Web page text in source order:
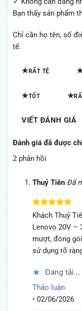
Bạn thấy sản phẩm
Chỉ cần họ tên, số
tế.
★RẤT TỆ
★TỐT ★
VIẾT ĐÁNH GIÁ
Đánh giá đã được
2 phản hồi
Thuỷ Tiên Đã
Được xếp
sao
Khách Thuỷ
Lenovo 20V –
mượt, đóng
sử dụng rõ
Đang tải...
Thảo luận
• 02/06/2026